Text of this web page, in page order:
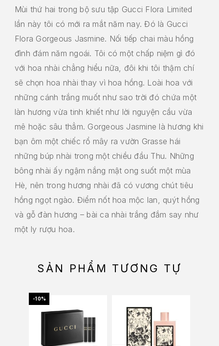
Mùi thứ hai trong bộ sưu tập Gucci Flora Limited
lần này tôi có mới ra mắt năm nay. Đó là Gucci
Flora Gorgeous Jasmine. Nối tiếp chai màu hồng
đình đám năm ngoái. Tôi có một chấp niệm gì đó
với hoa nhài chẳng hiểu nữa, đôi khi tôi thậm chí
sẽ chọn hoa nhài thay vì hoa hồng. Loài hoa với
những cánh trắng muốt như sao trời đó chứa một
làn hương vừa tinh khiết như lời nguyện cầu vừa
mê hoặc sâu thẳm. Gorgeous Jasmine là hương khi
bạn ôm một chiếc rổ mây ra vườn Grasse hái
những búp nhài trong một chiều đầu Thu. Những
bông nhài ấy ngậm nắng mật ong suốt một mùa
Hè, nên trong hương nhài đã có vương chút tiêu
hồng ngọt ngào. Điểm nốt hoa mộc lan, quýt hồng
và gỗ đàn hương – bài ca nhài trắng đắm say như
một ly rượu hoa.
SẢN PHẨM TƯƠNG TỰ
-10%